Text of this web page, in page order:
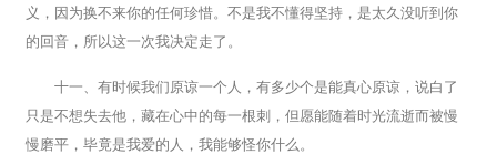
义，因为换不来你的任何珍惜。不是我不懂得坚持，是太久没听到你
的回音，所以这一次我决定走了。
十一、有时候我们原谅一个人，有多少个是能真心原谅，说白了
只是不想失去他，藏在心中的每一根刺，但愿能随着时光流逝而被慢
慢磨平，毕竟是我爱的人，我能够怪你什么。